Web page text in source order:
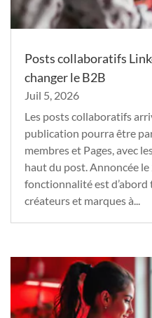
Posts collaboratifs
changer le B2B
Juil 5, 2026
Les posts collaboratifs
publication pourra être
membres et Pages, avec
haut du post. Annoncée
fonctionnalité est d’abord
créateurs et marques à...